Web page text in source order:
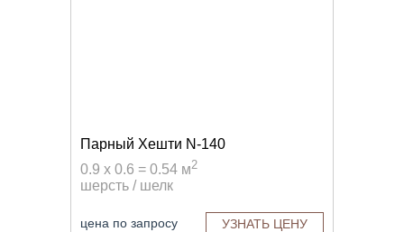
Парный Хешти N-140
0.9 x 0.6 = 0.54 м2
шерсть / шелк
цена по запросу УЗНАТЬ ЦЕНУ